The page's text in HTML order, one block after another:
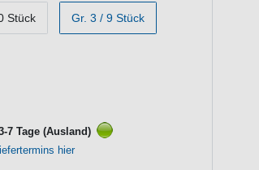
Stück Gr. 3 / 9 Stück
7 Tage (Ausland)
hier